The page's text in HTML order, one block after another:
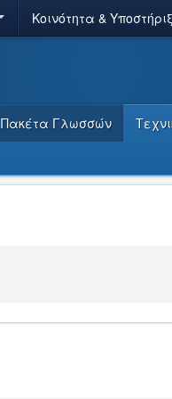
Κοινότητα &
Πακέτα Γλωσσών